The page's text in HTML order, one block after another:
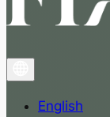
English